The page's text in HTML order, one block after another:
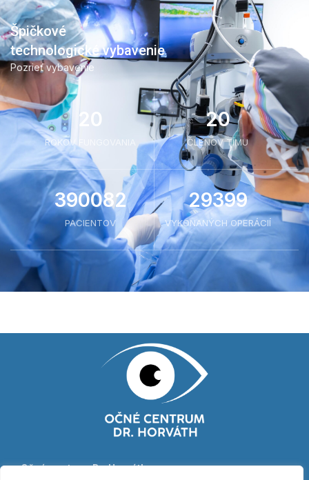
Špičkové
technologické vybavenie
Pozrieť vybavenie
20
ROKOV FUNGOVANIA
20
ČLENOV TÍMU
400134
PACIENTOV
30156
VYKONANÝCH OPERÁCIÍ
Očné centrum Dr. Horváth